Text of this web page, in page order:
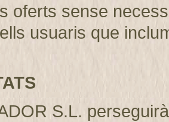
oferts sense
usuaris que
S.L.